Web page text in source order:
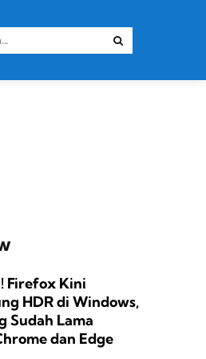
Firefox Kini
HDR di Windows,
Sudah Lama
dan Edge